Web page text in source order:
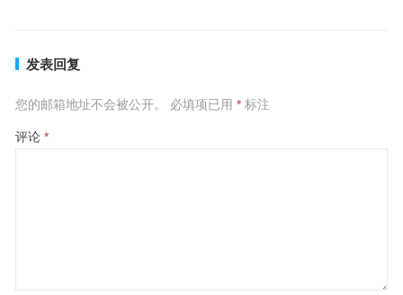
发表回复
您的邮箱地址不会被公开。 必填项已用 *标注
评论 *